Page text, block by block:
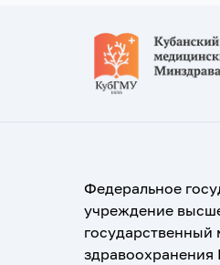
Федеральное
учреждение
государственный